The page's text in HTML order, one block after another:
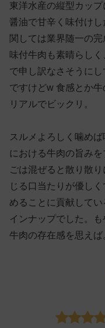
東洋水産の縦型カッ
醤油で甘辛く味付け
関しては業界随一の
味付牛肉も素晴らし
で申し訳なさそうに
ですけどw 食感とか
リアルでビックリ。
スルメよろしく噛め
における牛肉の旨み
ごは混ぜると散り散
じる口当たりが優し
めることに貢献して
インナップでした。
牛肉の存在感を思えば